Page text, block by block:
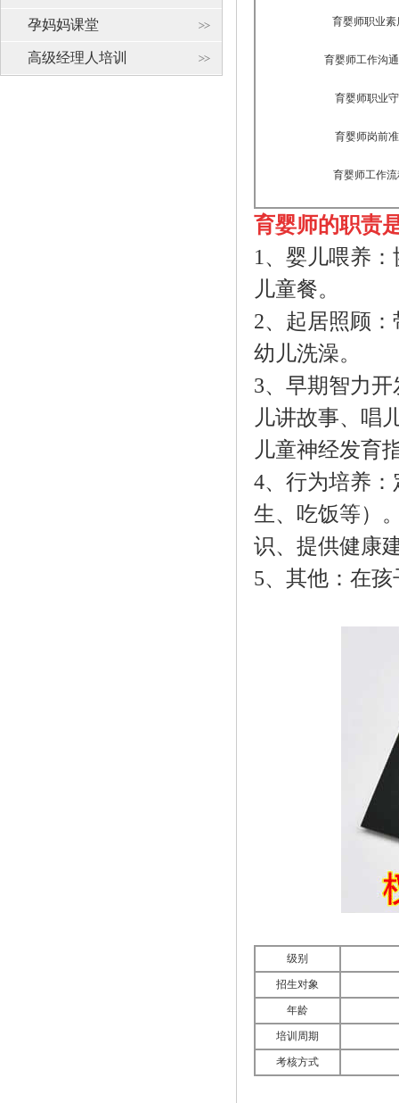
孕妈妈课堂
高级经理人培训
育婴师职业
育婴师工作沟
育婴师职业
育婴师岗前
育婴师工作
育婴师的职责
1、婴儿喂养
儿童餐。
2、起居照顾
幼儿洗澡。
3、早期智力
儿讲故事、唱
儿童神经发育
4、行为培养
生、吃饭等）
识、提供健康
5、其他：在
级别
招生对象
年龄
培训周期
考核方式